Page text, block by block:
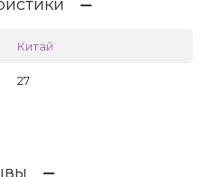
Китай
27